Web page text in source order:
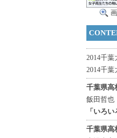
2014千
2014千
千葉県高
飯田哲也
「いろ
千葉県高